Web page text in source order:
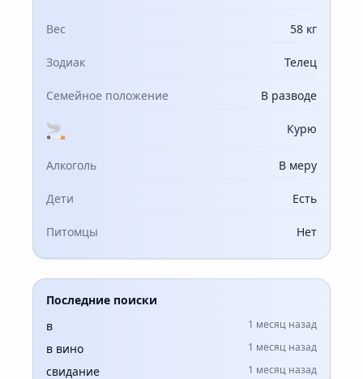
Вес 58 кг
Зодиак Телец
Семейное положение В разводе
Курю
Алкоголь В меру
Дети Есть
Питомцы Нет
Последние поиски
в
1 месяц назад
в вино 1 месяц назад
свидание 1 месяц назад